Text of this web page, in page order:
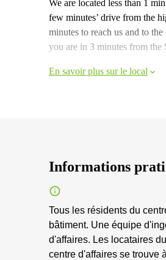
We are located less than 1
few minutes’ drive from the
minutes to reach us and to
you are in 3 minutes from the
En savoir plus sur le local
Informations
Tous les résidents du
bâtiment. Une équipe
d'affaires. Les locataires
centre d'affaires se trouve